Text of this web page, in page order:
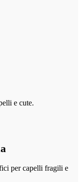
e cute.
per capelli fragili e